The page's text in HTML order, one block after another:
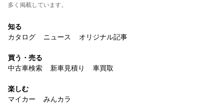
多く掲載しています。
知る
カタログ
ニュース オリジナル記事
買う・売る
中古車検索
新車見積り 車買取
楽しむ
マイカー
みんカラ